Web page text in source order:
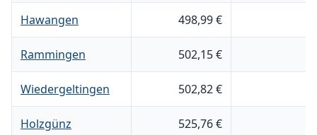
Hawangen 498,99 €
Rammingen 502,15 €
Wiedergeltingen 502,82 €
Holzgünz 525,76 €